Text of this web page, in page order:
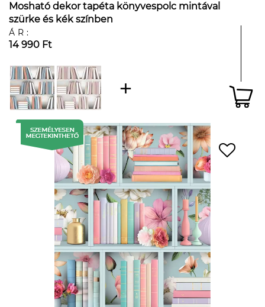
Mosható dekor tapéta könyvespolc mintával
szürke és kék színben
ÁR:
14 990 Ft